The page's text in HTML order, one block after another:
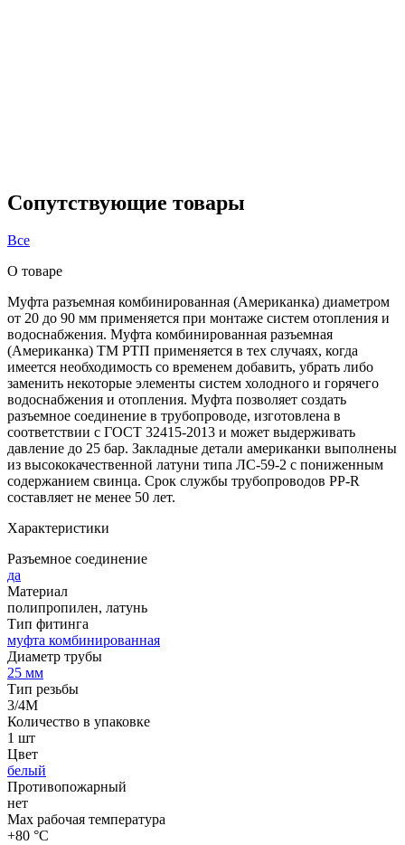
Сопутствующие товары
Все
О товаре
Муфта разъемная комбинированная (Американка) диаметром
от 20 до 90 мм применяется при монтаже систем отопления и
водоснабжения. Муфта комбинированная разъемная
(Американка) ТМ РТП применяется в тех случаях, когда
имеется необходимость со временем добавить, убрать либо
заменить некоторые элементы систем холодного и горячего
водоснабжения и отопления. Муфта позволяет создать
разъемное соединение в трубопроводе, изготовлена в
соответствии с ГОСТ 32415-2013 и может выдерживать
давление до 25 бар. Закладные детали американки выполнены
из высококачественной латуни типа ЛС-59-2 с пониженным
содержанием свинца. Срок службы трубопроводов PP-R
составляет не менее 50 лет.
Характеристики
Разъемное соединение
да
Материал
полипропилен, латунь
Тип фитинга
муфта комбинированная
Диаметр трубы
25 мм
Тип резьбы
3/4M
Количество в упаковке
1 шт
Цвет
белый
Противопожарный
нет
Max рабочая температура
+80 °С